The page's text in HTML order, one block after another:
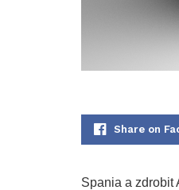
Share on
Spania a zdrobit